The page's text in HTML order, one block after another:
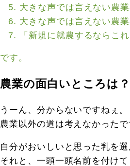
大きな声では言えない農
大きな声では言えない農
「新規に就農するならこ
です。
農業の面白いところは？
うーん、分からないですねぇ。
農業以外の道は考えなかったで
自分がおいしいと思った乳を
それと、一頭一頭名前を付け